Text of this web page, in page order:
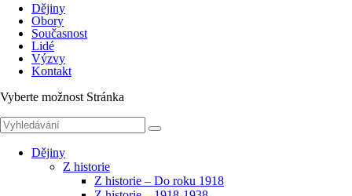
Dějiny
Obory
Současnost
Lidé
Výzvy
Kontakt
Vyberte možnost Stránka
Dějiny
Z historie
Z historie – Do roku 1918